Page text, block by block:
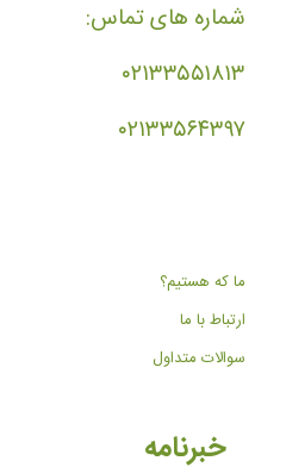
شماره های تماس:
۰۲۱۳۳۵۵۱۸۱۳
۰۲۱۳۳۵۶۴۳۹۷
ما که هستیم؟
ارتباط با ما
سوالات متداول
خبرنامه